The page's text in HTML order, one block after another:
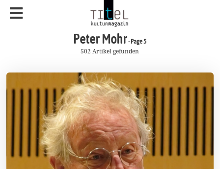
Peter Mohr- Page 5
502 Artikel gefunden